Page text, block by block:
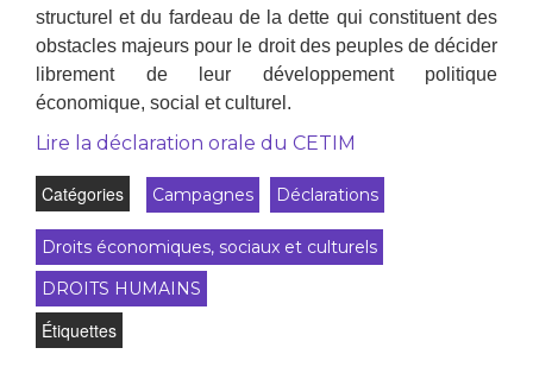
structurel et du fardeau de la dette qui constituent des
obstacles majeurs pour le droit des peuples de décider
librement de leur développement politique
économique, social et culturel.
Lire la déclaration orale du CETIM
Catégories Campagnes Déclarations
Droits économiques, sociaux et culturels
DROITS HUMAINS
Étiquettes